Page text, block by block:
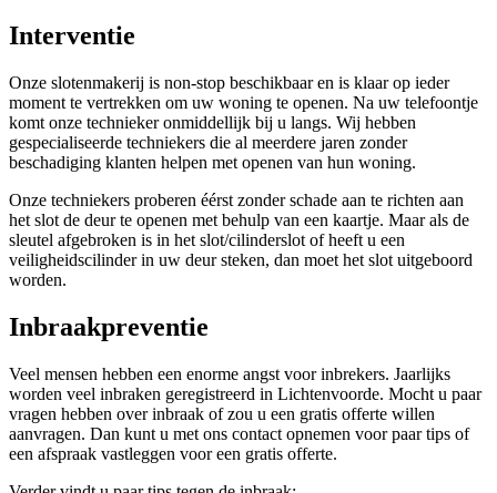
Interventie
Onze slotenmakerij is non-stop beschikbaar en is klaar op ieder
moment te vertrekken om uw woning te openen. Na uw telefoontje
komt onze technieker onmiddellijk bij u langs. Wij hebben
gespecialiseerde techniekers die al meerdere jaren zonder
beschadiging klanten helpen met openen van hun woning.
Onze techniekers proberen éérst zonder schade aan te richten aan
het slot de deur te openen met behulp van een kaartje. Maar als de
sleutel afgebroken is in het slot/cilinderslot of heeft u een
veiligheidscilinder in uw deur steken, dan moet het slot uitgeboord
worden.
Inbraakpreventie
Veel mensen hebben een enorme angst voor inbrekers. Jaarlijks
worden veel inbraken geregistreerd in Lichtenvoorde. Mocht u paar
vragen hebben over inbraak of zou u een gratis offerte willen
aanvragen. Dan kunt u met ons contact opnemen voor paar tips of
een afspraak vastleggen voor een gratis offerte.